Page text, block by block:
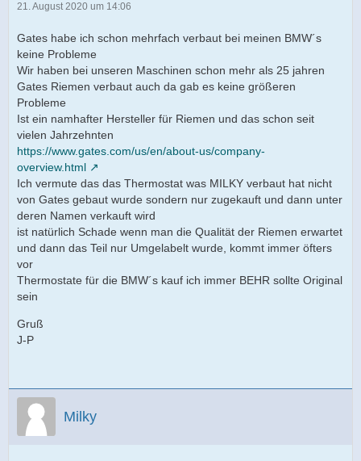
21. August 2020 um 14:06
Gates habe ich schon mehrfach verbaut bei meinen BMW´s
keine Probleme
Wir haben bei unseren Maschinen schon mehr als 25 jahren
Gates Riemen verbaut auch da gab es keine größeren
Probleme
Ist ein namhafter Hersteller für Riemen und das schon seit
vielen Jahrzehnten
https://www.gates.com/us/en/about-us/company-
overview.html
Ich vermute das das Thermostat was MILKY verbaut hat nicht
von Gates gebaut wurde sondern nur zugekauft und dann unter
deren Namen verkauft wird
ist natürlich Schade wenn man die Qualität der Riemen erwartet
und dann das Teil nur Umgelabelt wurde, kommt immer öfters
vor
Thermostate für die BMW´s kauf ich immer BEHR sollte Original
sein
Gruß
J-P
Milky